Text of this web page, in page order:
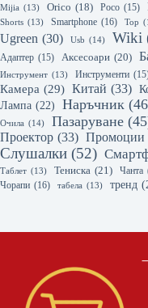
Mijia (13) Orico (18) Poco (15)
Shorts (13) Smartphone (16) Top
Ugreen (30) Usb (14) Wiki
Адаптер (15) Аксесоари (20)
Инструмент (13) Инструменти
Камера (29) Китай (33)
Лампа (22) Наръчник
Очила (14) Пазаруване
Проектор (33) Промоции
Слушалки (52)
Таблет (13) Тениска (21) Чанта
Чорапи (16) табела (13) тренд